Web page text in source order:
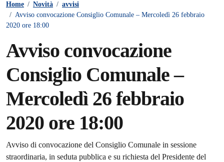
Home / Novità / avvisi
/ Avviso convocazione Consiglio Comunale – Mercoledì 26 febbraio
2020 ore 18:00
Avviso convocazione
Consiglio Comunale –
Mercoledì 26 febbraio
2020 ore 18:00
Dettagli della notizia
Avviso di convocazione del Consiglio Comunale in sessione
straordinaria, in seduta pubblica e su richiesta del Presidente del